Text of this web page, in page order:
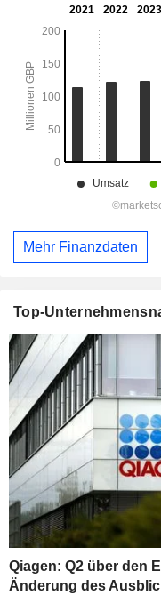
Mehr Finanzdaten
Top-
Qiagen: Q2 über den
Änderung des